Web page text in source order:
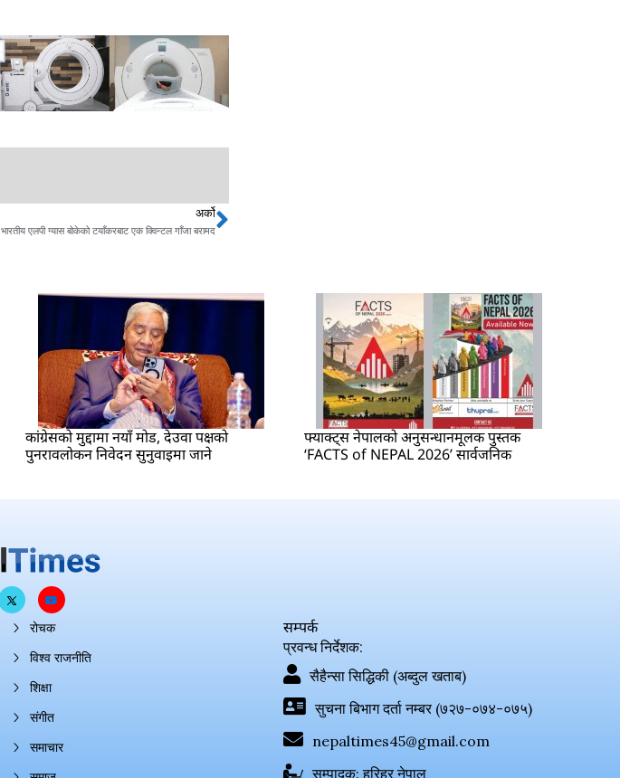
अर्को
भारतीय एलपी ग्यास बोकेको टयाँकरबाट एक क्विन्टल गाँजा बरामदNext
कांग्रेसको मुद्दामा नयाँ मोड, देउवा पक्षको
पुनरावलोकन निवेदन सुनुवाइमा जाने
फ्याक्ट्स नेपालको अनुसन्धानमूलक पुस्तक
‘FACTS of NEPAL 2026’ सार्वजनिक
रोचक
विश्व राजनीति
शिक्षा
संगीत
समाचार
सम्पर्क
प्रवन्ध निर्देशक:
सैहैन्सा सिद्धिकी (अब्दुल खताब)
सुचना बिभाग दर्ता नम्बर (७२७-०७४-०७५)
nepaltimes45@gmail.com
सम्पादक: हरिहर नेपाल